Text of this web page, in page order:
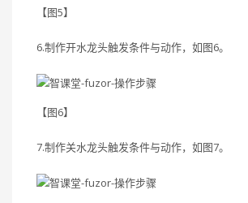
【图5】
6.制作开水龙头触发条件与动作，如图6。
【图6】
7.制作关水龙头触发条件与动作，如图7。